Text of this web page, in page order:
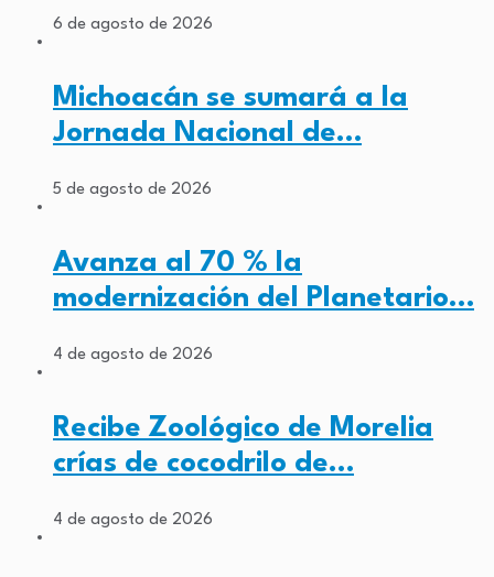
6 de agosto de 2026
Michoacán se sumará a la
Jornada Nacional de…
5 de agosto de 2026
Avanza al 70 % la
modernización del Planetario…
4 de agosto de 2026
Recibe Zoológico de Morelia
crías de cocodrilo de…
4 de agosto de 2026